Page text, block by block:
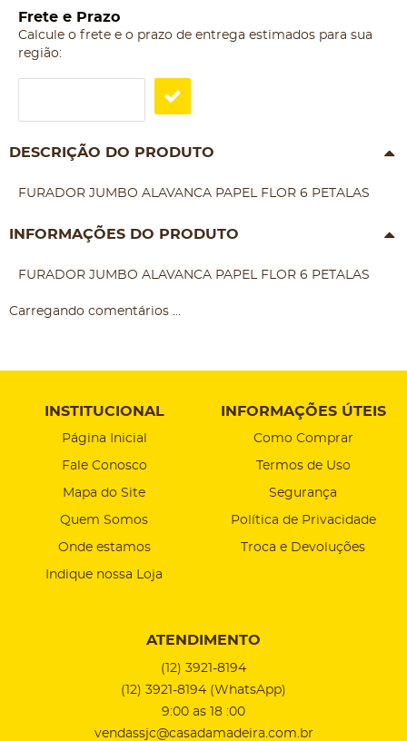
Frete e Prazo
Calcule o frete e o prazo de entrega estimados para sua
região:
DESCRIÇÃO DO PRODUTO
FURADOR JUMBO ALAVANCA PAPEL FLOR 6 PETALAS
INFORMAÇÕES DO PRODUTO
FURADOR JUMBO ALAVANCA PAPEL FLOR 6 PETALAS
Carregando comentários ...
INSTITUCIONAL
Página Inicial
Fale Conosco
Mapa do Site
Quem Somos
Onde estamos
Indique nossa Loja
INFORMAÇÕES ÚTEIS
Como Comprar
Termos de Uso
Segurança
Política de Privacidade
Troca e Devoluções
ATENDIMENTO
(12) 3921-8194
(12) 3921-8194 (WhatsApp)
9:00 as 18 :00
vendassjc@casadamadeira.com.br